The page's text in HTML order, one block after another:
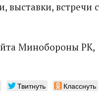
выставки, встречи с
Минобороны РК,
Твитнуть Класснуть